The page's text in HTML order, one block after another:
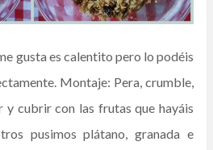
gusta es calentito pero lo podéis
Montaje: Pera, crumble,
y cubrir con las frutas que hayáis
pusimos plátano, granada e